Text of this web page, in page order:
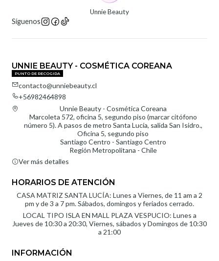
Unnie Beauty
Síguenos
UNNIE BEAUTY - COSMÉTICA COREANA
PUNTO DE RECOGIDA
contacto@unniebeauty.cl
+56982464898
Unnie Beauty - Cosmética Coreana
Marcoleta 572, oficina 5, segundo piso (marcar citófono
número 5). A pasos de metro Santa Lucía, salida San Isidro.,
Oficina 5, segundo piso
Santiago Centro - Santiago Centro
Región Metropolitana - Chile
Ver más detalles
HORARIOS DE ATENCIÓN
CASA MATRIZ SANTA LUCÍA: Lunes a Viernes, de 11 am a 2
pm y de 3 a 7 pm. Sábados, domingos y feriados cerrado.
LOCAL TIPO ISLA EN MALL PLAZA VESPUCIO: Lunes a
Jueves de 10:30 a 20:30, Viernes, sábados y Domingos de 10:30
a 21:00
INFORMACIÓN